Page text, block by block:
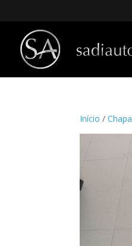
Início /Chapa